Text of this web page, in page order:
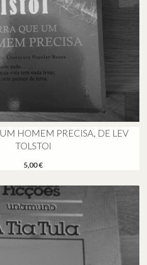
HOMEM PRECISA, DE LEV
TOLSTOI
5,00 €